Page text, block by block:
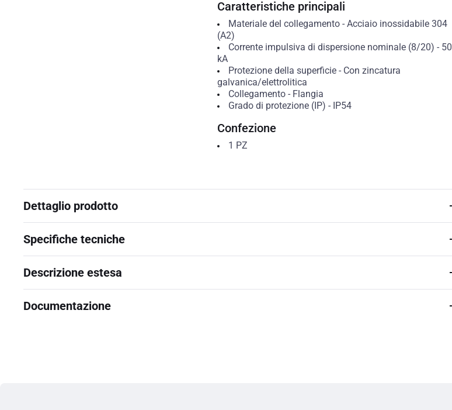
Caratteristiche principali
Materiale del collegamento- Acciaio inossidabile 304
(A2)
Corrente impulsiva di dispersione nominale (8/20) - 50
kA
Protezione della superficie- Con zincatura
galvanica/elettrolitica
Collegamento- Flangia
Grado di protezione (IP) - IP54
Confezione
1 PZ
Dettaglio prodotto
Specifiche tecniche
Descrizione estesa
Documentazione